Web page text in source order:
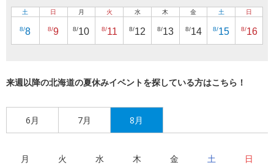
土
8/8
日
8/9
月
8/10
火
8/11
水
8/12
木
8/13
金
8/14
土
8/15
日
8/16
来週以降の北海道の夏休みイベントを探している方はこちら！
6月 7月 8月
月 火 水 木 金 土 日